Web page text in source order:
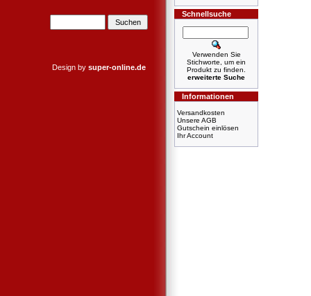
Design by super-online.de
Schnellsuche
Verwenden Sie
Stichworte, um ein
Produkt zu finden.
erweiterte Suche
Informationen
Versandkosten
Unsere AGB
Gutschein einlösen
Ihr Account